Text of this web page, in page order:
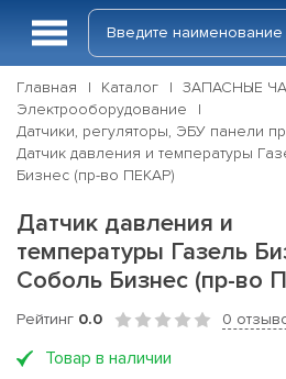
Главная Каталог
ЗАПАСНЫЕ
Электрооборудование
Датчики, регуляторы, ЭБУ панели
Датчик давления и температуры
Бизнес (пр-во ПЕКАР)
Датчик давления и
температуры Газель
Соболь Бизнес (пр-во
Рейтинг 0.0 0
Товар в наличии